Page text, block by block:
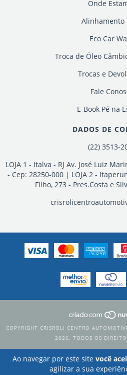
Ao navegar por este site você
agilizar a sua
Onde
Alinhamento
Eco Car
Troca de Óleo
Trocas e
Fale
E-Book Pé na
DADOS DE
(22) 3513-
LOJA 1 - Italva - RJ Av. José Luiz
- Cep: 28250-000 | LOJA 2 -
Filho, 273 - Pres.Costa e
COPYRIGHT CRISROLI CENTRO
2026. TODOS OS